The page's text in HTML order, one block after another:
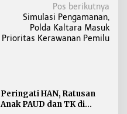
Pos berikutnya
Simulasi Pengamanan,
Polda Kaltara Masuk
Prioritas Kerawanan Pemilu
Peringati HAN, Ratusan
Anak PAUD dan TK di